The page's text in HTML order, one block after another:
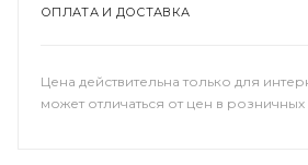
ОПЛАТА И ДОСТАВКА
Цена действительна только для
может отличаться от цен в розничных